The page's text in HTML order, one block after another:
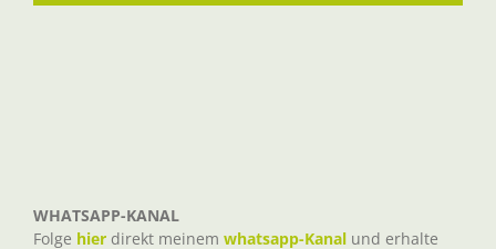
WHATSAPP-KANAL
Folge hier direkt meinem whatsapp-Kanal und erhalte